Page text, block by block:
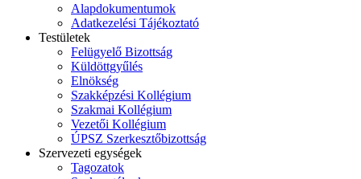
Alapdokumentumok
Adatkezelési Tájékoztató
Testületek
Felügyelő Bizottság
Küldöttgyűlés
Elnökség
Szakképzési Kollégium
Szakmai Kollégium
Vezetői Kollégium
ÚPSZ Szerkesztőbizottság
Szervezeti egységek
Tagozatok